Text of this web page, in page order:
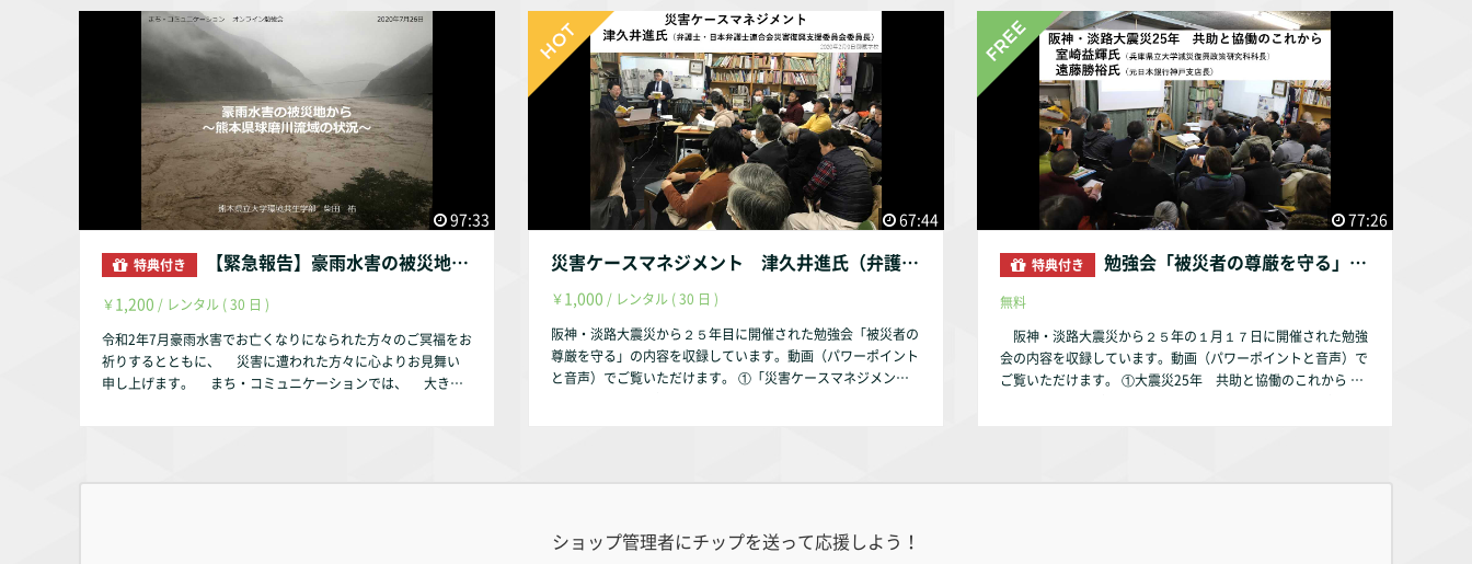
な仕組みからのこぼれみたいなものが影響するところが、一番
の気がかりで、頑張らないとな、と感じるところです。今日の
お話で、正しく知ること、という言葉をいただけたことは、深
く深く共感し、また、頑張んないとな、と思い直したところで
す。SGDｓに乗じて、というのは、ほんまや！と思いました。
市民にも、団体、企業にも、チャンスといえばチャンスです
りました。ありがとうございました。 ○学生にとっては少し
難しい話でした。しかし、関連死の問題、「平等」の問題な
ど、初めて具体的にお聞きする内容で「意外とそうなんだ」と
感じる場面が多かったです。小多先生がいう「いろんな選択肢
のある社会」こそ、今後実現すべき社会だと私も感じておりま
す。 ○地元報道機関の一員として被災と復興をどう捉え、そ
してそれをどう伝えていくべきか悩みつつ日々発信されている
の時代になっても災害の後、長期にわたり被災地の現状を伝え
る地元紙の役割は大きいと実感しました。 【講師参考資料】
講師自身が、他の新聞社（東京新聞）から、取材を受けておら
（話題提供者：阿部晃成氏（慶應義塾大学大学院修士課程2
年、雄勝町の雄勝地区を考える会））」 は、↓で、オンデマ
ンド動画を視聴することができます。 https://filmuy.com/ma
chicomi/video/690446434 【参考文献】 １．「象徴化された
復興像」に関する研究 ―被災住民が災害復興の政治的な主体
となるための道具立てを視点として― 小林秀行 日本災害復
興学会論文集 (16) 1-13 2020年10月16日 https://www.jstage.
jst.go.jp/article/jsdrr/16/0/16_1/_pdf/-char/ja ２．「復興と
は何かを考える連続ワークショップ」の展開と到達点 ―「復
興」とはいかなるものなのか― 小林秀行 日本災害復興学会
p/article/jsdrr/15/0/15_19/_pdf/-char/ja ３．「災害復興」
5) 159-168 2020年9月1日 https://f-gakkai.net/wp-content/u
ploads/2020/09/ronbun15-159.pdf ４．災害復興における住
民組織による調整―仙台市宮城野区の事例― 日本都市社会学
会年報 32 115-132 2014年 https://www.jstage.jst.go.jp/ar
でのみ実施（PC、スマートフォン、タブレット端末でご参加
いただけます） 【内容】 あの東日本大震災時、２階建て住
宅の屋根の上に避難したが、津波は２階まで押し寄せ一家を飲
み込んだ。一家は、一晩中寒い雄勝湾の中で彷徨った。「朝日
が上がったとき、『助かった』と思い自然と涙があふれてき
た」という体験から、助けてもらった人のためにも、地域のた
めに取り組もうと、２３歳（当時）の若さで、まちづくりの話
合いに関わった。現在３４歳の彼が、青春期を過ごした同年代
にインタビューをし、調査論文にまとめた。講師の雄勝町の復
興への思いと行動から、復興まちづくりに取り組む喜び、葛藤
を学ぶ。 【追加情報】 上記、勉強会は、『復興の事例と理論
を学ぶ連続講座』として実施しております。 東日本大震災
から１１年。その前後にも、様々な災害が起こりました。災害
で破壊されたまちやむらでは、被災者と自治体や支援者は力を
で、長期に及ぶ地域づくりになる“復興”は、達成感があること
も確かです。しかし、満たされない心もあります。なぜ満たさ
れなくなるのでしょうか。 今回の勉強会では、３月２１日
無料） 【方式】オンラインでのみ実施（PC、スマートフォ
ン、タブレット端末でご参加いただけます） 【内容】 熊本
地震の直後から学生と被災地に入り、研究や復旧支援、地域づ
くりを行ってきた柴田祐教授に、再建状況や、震災後に始まっ
た地域づくりの取 り組みについてご報告いただくとともに、
過去の被災地における地域づくりの教訓がどのように引き継が
れているのかを、これまでの知見からお話しいただきます。
地震発生から 5 年を迎える被災地の状況を知ることで、災害
後の地域づくりのために、私たちが何を準備しておけば良いの
かを学びます。 【講師の主な研究テーマ】 ・熊本地震、熊本
豪雨からの集落の復興 ・住民組織による地区レベルの復興ま
ちづくりのプロセス ・農山漁村地域における地域資源を活か
ライン勉強会のfacebookページ▼ https://www.facebook.co
m/events/450482806160119 【主催・連絡先】 認定特定非営
利活動法人 まち・コミュニケーション メール：m-comi@bj.w
akwak.com 〒 6 5 3 - 0 0 1 4 神戸市長田区御蔵通 5 - 2 1 1 - 4
みくら5 1 0 1 T e l : 0 7 8 - 5 7 8 - 1 1 0 0 F a x : 0 7 8 - 5 7
援から見える被災者の機微～ 【日時】2020年10月4日（日）1
4:00～16:00 【講師】菅野由香理氏（地域支援団体 Connect F
eelings 代表） 【参加費】一般 1,200円 （※高校生・大学生
無料） 【方式】オンラインでのみ実施（PC、スマートフォ
ン、タブレット端末でご参加いただけます） 一般用 申込みフ
ォーム ↓ https://peatix.com/event/1642821/ 高校生・大
学生用 申込みフォーム ↓ https://docs.google.com/forms/
d/e/1FAIpQLSfBzo83Q2JYxjyj913Wzb2FNPVlGOOURqyhC7Y
MEcscwRTEXA/viewform?vc=0&c=0&w=1&flr=0&gxids=7757
●申込みを済ませた方へ、後日URLを送ります。 勉強会当
日の13：50以降にURLをクリックしていただければ参加でき
ます。 【講師紹介】 地域支援団体 Connect Feelings（コネク
トフィーリングス）を主宰し、 コロナ禍の中でも、オフライ
ン・オンラインを多彩にマネジメントし、 住民と外部者の繋
組む。 ご本人も東日本大震災で、九死に一生を得る被災され
ており、 当事者の気持ちにたった支援から、導き出される生
活再建支援は、学ぶところが多い。 その実直さに、様々な
97:33
特典付き 【緊急報告】豪雨水害の被災地から ～熊本県球磨川流域の状況～（講師：柴田祐教授 熊本県立大学環境共生学部 主催：認定NPO法人 まち･コミュニケーション）
￥1,200 / レンタル ( 30 日 )
令和2年7月豪雨水害でお亡くなりになられた方々のご冥福をお
祈りするとともに、 災害に遭われた方々に心よりお見舞い
申し上げます。 まち・コミュニケーションでは、 大きな
67:44
災害ケースマネジメント 津久井進氏（弁護士・日本弁護士連合会災害復興支援委員会委員長）
￥1,000 / レンタル ( 30 日 )
阪神・淡路大震災から２５年目に開催された勉強会「被災者の
尊厳を守る」の内容を収録しています。動画（パワーポイント
と音声）でご覧いただけます。 ①「災害ケースマネジメン
づくり研究所理事長） を含む動画は、1,000円で下記で配信し
77:26
特典付き 勉強会「被災者の尊厳を守る」 御蔵学校（2020年1月17日）
無料
阪神・淡路大震災から２５年の１月１７日に開催された勉強
会の内容を収録しています。動画（パワーポイントと音声）で
ご覧いただけます。 ①大震災25年 共助と協働のこれから 講
ents/739650283199800/
ショップ管理者にチップを送って応援しよう！